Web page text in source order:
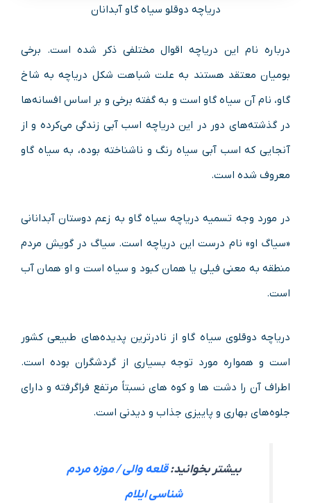
دریاچه دوقلو سیاه گاو آبدانان
درباره نام این دریاچه اقوال مختلفی ذکر شده است. برخی
بومیان معتقد هستند به علت شباهت شکل دریاچه به شاخ
گاو، نام آن سیاه گاو است و به گفته برخی و بر اساس افسانه‌ها
در گذشته‌های دور در این دریاچه اسب آبی زندگی می‌کرده و از
آنجایی که اسب آبی سیاه رنگ و ناشناخته بوده، به سیاه گاو
معروف شده است.
در مورد وجه تسمیه دریاچه سیاه گاو به زعم دوستان آبدانانی
«سیاگ او» نام درست این دریاچه است. سیاگ در گویش مردم
منطقه به معنی فیلی یا همان کبود و سیاه است و او همان آب
است.
دریاچه دوقلوی سیاه گاو از نادرترین پدیده‌های طبیعی کشور
است و همواره مورد توجه بسیاری از گردشگران بوده است.
اطراف آن را دشت ها و کوه های نسبتاً مرتفع فراگرفته و دارای
جلوه‌های بهاری و پاییزی جذاب و دیدنی است.
بیشتر بخوانید:قلعه والی / موزه مردم
شناسی ایلام